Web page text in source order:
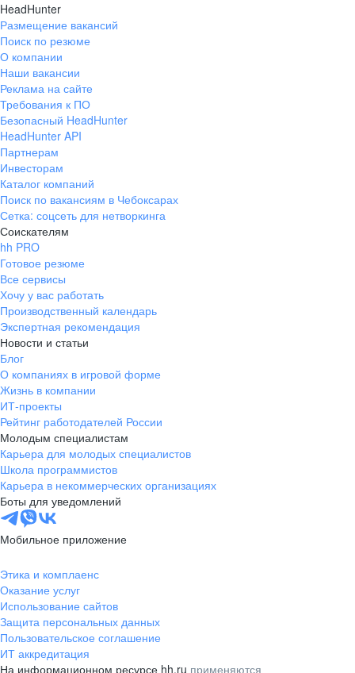
HeadHunter
Размещение вакансий
Поиск по резюме
О компании
Наши вакансии
Реклама на сайте
Требования к ПО
Безопасный HeadHunter
HeadHunter API
Партнерам
Инвесторам
Каталог компаний
Поиск по вакансиям в Чебоксарах
Сетка: соцсеть для нетворкинга
Соискателям
hh PRO
Готовое резюме
Все сервисы
Хочу у вас работать
Производственный календарь
Экспертная рекомендация
Новости и статьи
Блог
О компаниях в игровой форме
Жизнь в компании
ИТ-проекты
Рейтинг работодателей России
Молодым специалистам
Карьера для молодых специалистов
Школа программистов
Карьера в некоммерческих организациях
Боты для уведомлений
Мобильное приложение
Этика и комплаенс
Оказание услуг
Использование сайтов
Защита персональных данных
Пользовательское соглашение
ИТ аккредитация
На информационном ресурсе hh.ru применяются